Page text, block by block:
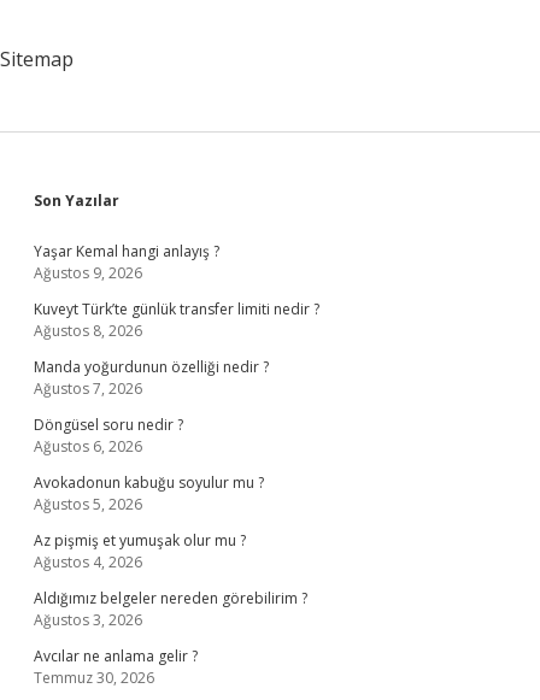
Sitemap
Sidebar
Son Yazılar
Yaşar Kemal hangi anlayış ?
Ağustos 9, 2026
Kuveyt Türk’te günlük transfer limiti nedir ?
Ağustos 8, 2026
Manda yoğurdunun özelliği nedir ?
Ağustos 7, 2026
Döngüsel soru nedir ?
Ağustos 6, 2026
Avokadonun kabuğu soyulur mu ?
Ağustos 5, 2026
Az pişmiş et yumuşak olur mu ?
Ağustos 4, 2026
Aldığımız belgeler nereden görebilirim ?
Ağustos 3, 2026
Avcılar ne anlama gelir ?
Temmuz 30, 2026